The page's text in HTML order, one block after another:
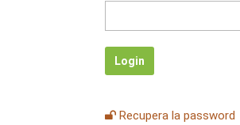
Login
Recupera la password